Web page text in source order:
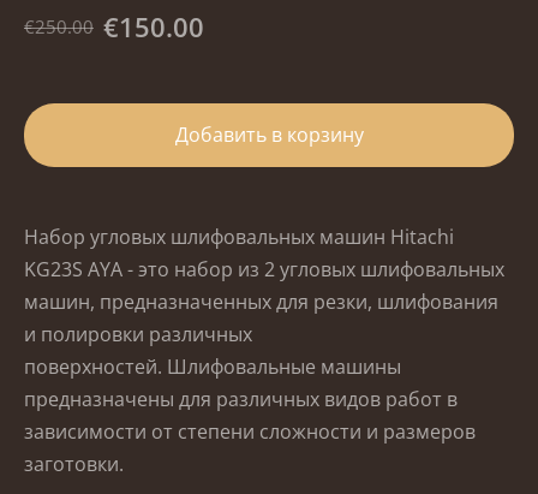
€250.00 €150.00
Добавить в корзину
Набор угловых шлифовальных машин Hitachi
KG23S AYA - это набор из 2 угловых шлифовальных
машин, предназначенных для резки, шлифования
и полировки различных
поверхностей. Шлифовальные машины
предназначены для различных видов работ в
зависимости от степени сложности и размеров
заготовки.